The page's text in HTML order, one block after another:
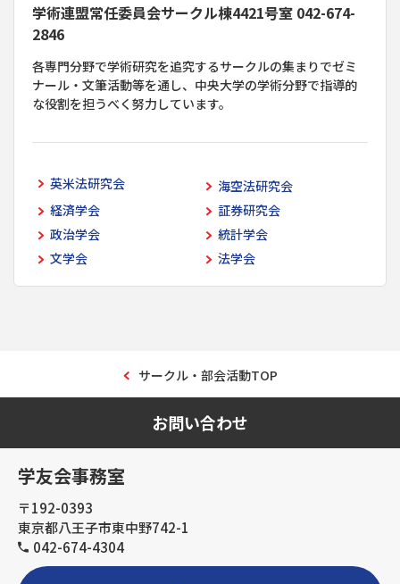
学術連盟常任委員会サークル棟4421号室 042-674-
2846
各専門分野で学術研究を追究するサークルの集まりでゼミ
ナール・文筆活動等を通し、中央大学の学術分野で指導的
な役割を担うべく努力しています。
英米法研究会
海空法研究会
経済学会
証券研究会
政治学会
統計学会
文学会
法学会
サークル・部会活動TOP
お問い合わせ
学友会事務室
〒192-0393
東京都八王子市東中野742-1
042-674-4304